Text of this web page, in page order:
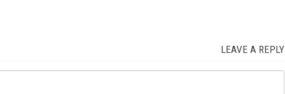
LEAVE A REPLY